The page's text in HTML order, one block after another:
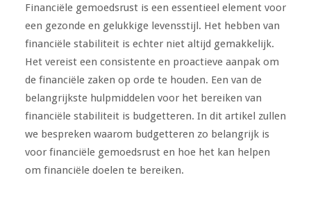
Financiële gemoedsrust is een essentieel element voor
een gezonde en gelukkige levensstijl. Het hebben van
financiële stabiliteit is echter niet altijd gemakkelijk.
Het vereist een consistente en proactieve aanpak om
de financiële zaken op orde te houden. Een van de
belangrijkste hulpmiddelen voor het bereiken van
financiële stabiliteit is budgetteren. In dit artikel zullen
we bespreken waarom budgetteren zo belangrijk is
voor financiële gemoedsrust en hoe het kan helpen
om financiële doelen te bereiken.